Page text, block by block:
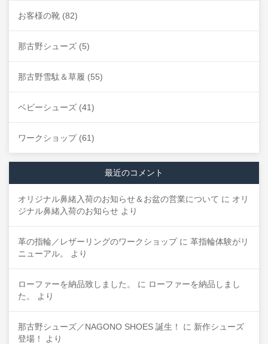
お客様の靴 (82)
那古野シューズ (5)
那古野雪駄＆草履 (55)
ベビーシューズ (41)
ワークショップ(61)
最近のコメント
オリジナル鼻緒入荷のお知らせ＆お盆の営業について に オリ
ジナル鼻緒入荷のお知らせ より
革の指輪／レザーリングのワークショップに 革指輪体験がリ
ニューアル。
より
ローファーを納品致しました。 に ローファーを納品しまし
た。
より
那古野シューズ／NAGONO SHOES 誕生！ に 新作シューズ
登場！
より